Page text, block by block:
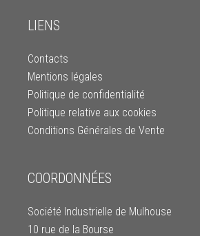
LIENS
Contacts
Mentions légales
Politique de confidentialité
Politique relative aux cookies
Conditions Générales de Vente
COORDONNÉES
Société Industrielle de Mulhouse
10 rue de la Bourse